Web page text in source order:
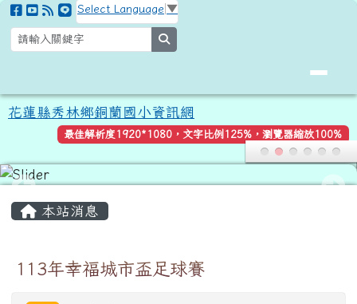
跳至主內容區
花蓮縣秀林鄉銅蘭國小資訊網
Select Language ▼
花蓮縣秀林鄉銅蘭國小資訊網
最佳解析度1920*1080，文字比例125%，瀏覽器縮放100%
本站消息
113年幸福城市盃足球賽